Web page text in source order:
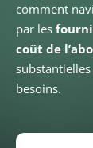
comment
par les
coût de
besoins.